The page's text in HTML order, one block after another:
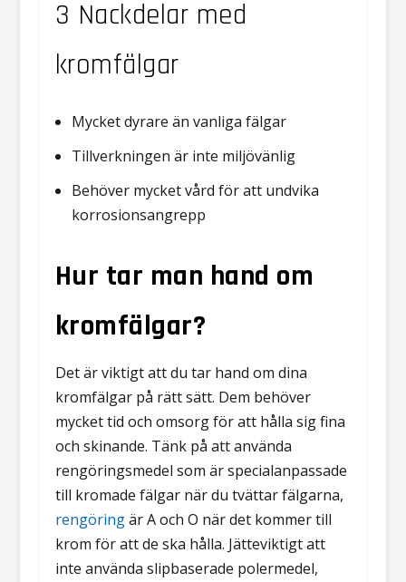
3 Nackdelar med
kromfälgar
Mycket dyrare än vanliga fälgar
Tillverkningen är inte miljövänlig
Behöver mycket vård för att undvika
korrosionsangrepp
Hur tar man hand om
kromfälgar?
Det är viktigt att du tar hand om dina
kromfälgar på rätt sätt. Dem behöver
mycket tid och omsorg för att hålla sig fina
och skinande. Tänk på att använda
rengöringsmedel som är specialanpassade
till kromade fälgar när du tvättar fälgarna,
rengöringär A och O när det kommer till
krom för att de ska hålla. Jätteviktigt att
inte använda slipbaserade polermedel,